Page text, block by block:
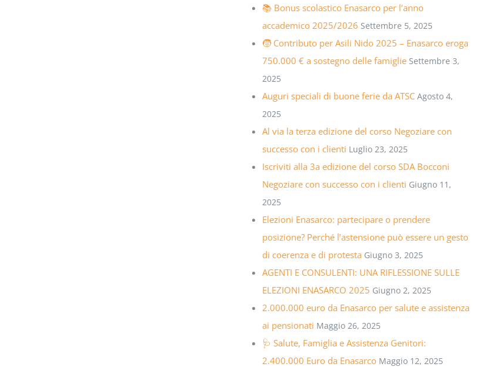
📚 Bonus scolastico Enasarco per l’anno
accademico 2025/2026 Settembre 5, 2025
🧒 Contributo per Asili Nido 2025 – Enasarco eroga
750.000 € a sostegno delle famiglie Settembre 3,
2025
Auguri speciali di buone ferie da ATSC Agosto 4,
2025
Al via la terza edizione del corso Negoziare con
successo con i clienti Luglio 23, 2025
Iscriviti alla 3a edizione del corso SDA Bocconi
Negoziare con successo con i clienti Giugno 11,
2025
Elezioni Enasarco: partecipare o prendere
posizione? Perché l’astensione può essere un gesto
di coerenza e di protesta Giugno 3, 2025
AGENTI E CONSULENTI: UNA RIFLESSIONE SULLE
ELEZIONI ENASARCO 2025 Giugno 2, 2025
2.000.000 euro da Enasarco per salute e assistenza
ai pensionati Maggio 26, 2025
🩺 Salute, Famiglia e Assistenza Genitori:
2.400.000 Euro da Enasarco Maggio 12, 2025